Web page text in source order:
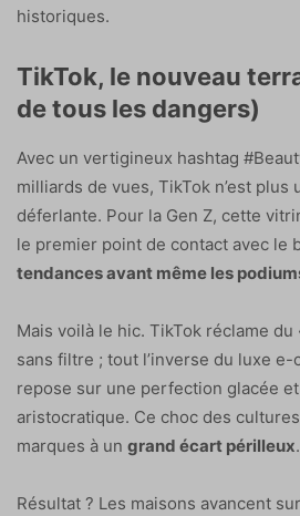
historiques.
TikTok, le nouveau
de tous les dangers)
Avec un vertigineux hashtag
milliards de vues, TikTok n’est plus
déferlante. Pour la Gen Z, cette
le premier point de contact avec le
tendances avant même les
Mais voilà le hic. TikTok réclame du
sans filtre ; tout l’inverse du luxe
repose sur une perfection glacée
aristocratique. Ce choc des
marques à un grand écart périlleux.
Résultat ? Les maisons avancent